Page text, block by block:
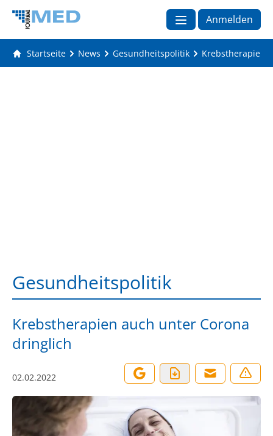
Anmelden
Startseite News Gesundheitspolitik Krebstherapien
Gesundheitspolitik
Krebstherapien auch unter Corona
dringlich
02.02.2022